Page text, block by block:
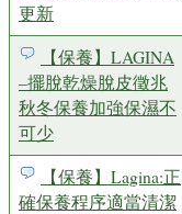
更新
【保養】LAGINA
–擺脫乾燥脫皮徵兆
秋冬保養加強保濕不
可少
【保養】Lagina:正
確保養程序適當清潔